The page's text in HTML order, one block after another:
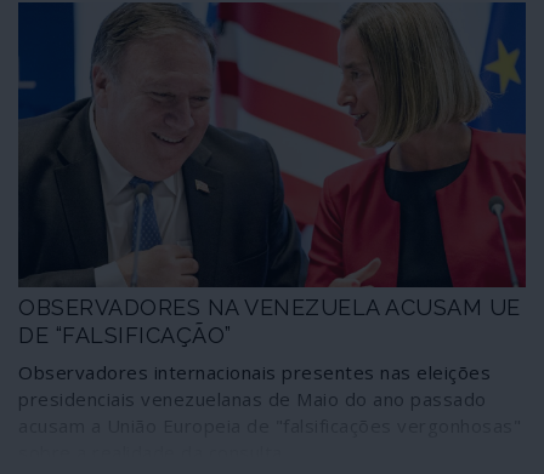
terrorista de Israel. Outros diplomatas de Estados
membros da União pensam da mesma maneira, mas
nada disso se reflecte na acção de Bruxelas e dos
governos dos 28. A colonização da Cisjordânia está
prestes a transformar-se em anexação e a União
Europeia, proclamando-se "farol da democracia", não
mexe um dedo para impedir que tal aconteça.
OBSERVADORES NA VENEZUELA ACUSAM UE
DE “FALSIFICAÇÃO”
Observadores internacionais presentes nas eleições
presidenciais venezuelanas de Maio do ano passado